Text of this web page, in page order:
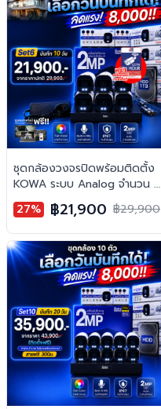
ชุดกล้องวงจรปิดพร้อมติดตั้ง
KOWA ระบบ Analog จำนวน 6
ตัว ความคมชัด 2MP บันทึกภาพ
พร้อมเสียง
27% ฿21,900 ฿29,900